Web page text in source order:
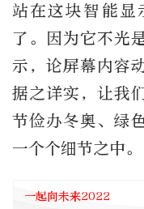
站在这块智能显
了。因为它不光
示，论屏幕内容
据之详实，让我
节俭办冬奥、绿
一个个细节之中。
一起向未来2022